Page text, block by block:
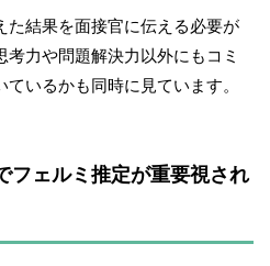
た結果を面接官に伝える必要が
力や問題解決力以外にもコミ
いるかも同時に見ています。
フェルミ推定が重要視され